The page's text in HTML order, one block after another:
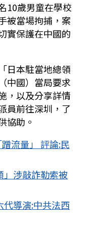
10歲男童在學校
被當場拘捕，案
實保護在中國的
日本駐當地總領
中國）當局要求
，以及分享詳情
員前往深圳，了
協助。
流量」 評論:民
」涉敲詐勒索被
代導演:中共法西